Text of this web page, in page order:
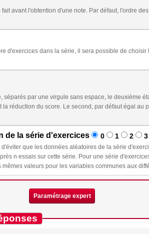
Cocher ci-dessous
choisir l'ordre au moment de l'insertion de la série
séparés par une virgule sans espace, le deuxième
représente le temps à partir duquel le
de la série d'exercices 0 1 2 3
nouvel essai : ces
dont l'ordre est fixé, sélectionner un nombre
Paramétrage expert